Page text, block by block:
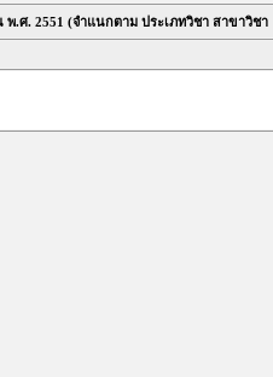
ศ. 2551 (จำแนกตาม ประเภทวิชา สาขาวิช